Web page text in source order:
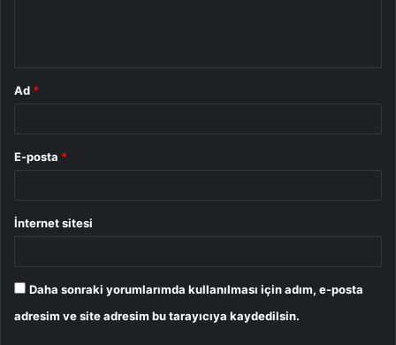
Ad *
E-posta *
İnternet sitesi
Daha sonraki yorumlarımda kullanılması için adım, e-posta
adresim ve site adresim bu tarayıcıya kaydedilsin.